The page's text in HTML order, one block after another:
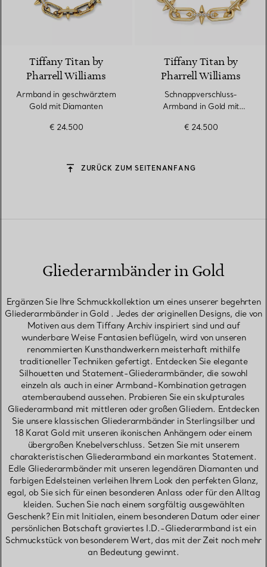
Tiffany Titan by
Pharrell Williams
Armband in geschwärztem
Gold mit Diamanten
€ 24.500
Tiffany Titan by
Pharrell Williams
Schnappverschluss-
Armband in Gold mit
€ 24.500
ZURÜCK ZUM SEITENANFANG
Gliederarmbänder in Gold
Ergänzen Sie Ihre Schmuckkollektion um eines unserer begehrten
Gliederarmbänder in Gold . Jedes der originellen Designs, die von
Motiven aus dem Tiffany Archiv inspiriert sind und auf
wunderbare Weise Fantasien beflügeln, wird von unseren
renommierten Kunsthandwerkern meisterhaft mithilfe
traditioneller Techniken gefertigt. Entdecken Sie elegante
Silhouetten und Statement-Gliederarmbänder, die sowohl
einzeln als auch in einer Armband-Kombination getragen
atemberaubend aussehen. Probieren Sie ein skulpturales
Gliederarmband mit mittleren oder großen Gliedern. Entdecken
Sie unsere klassischen Gliederarmbänder in Sterlingsilber und
18 Karat Gold mit unseren ikonischen Anhängern oder einem
übergroßen Knebelverschluss. Setzen Sie mit unserem
charakteristischen Gliederarmband ein markantes Statement.
Edle Gliederarmbänder mit unseren legendären Diamanten und
farbigen Edelsteinen verleihen Ihrem Look den perfekten Glanz,
egal, ob Sie sich für einen besonderen Anlass oder für den Alltag
kleiden. Suchen Sie nach einem sorgfältig ausgewählten
Geschenk? Ein mit Initialen, einem besonderen Datum oder einer
persönlichen Botschaft graviertes I.D.-Gliederarmband ist ein
Schmuckstück von besonderem Wert, das mit der Zeit noch mehr
an Bedeutung gewinnt.